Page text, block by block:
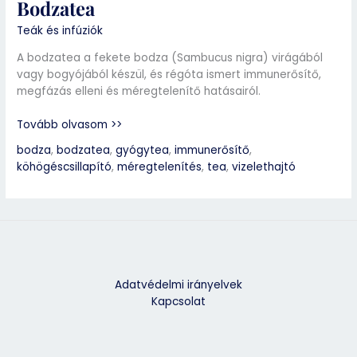
Bodzatea
Teák és infúziók
A bodzatea a fekete bodza (Sambucus nigra) virágából
vagy bogyójából készül, és régóta ismert immunerősítő,
megfázás elleni és méregtelenítő hatásairól.
Tovább olvasom >>
bodza,bodzatea,gyógytea,immunerősítő,
köhögéscsillapító,méregtelenítés, tea,vizelethajtó
Adatvédelmi irányelvek
Kapcsolat